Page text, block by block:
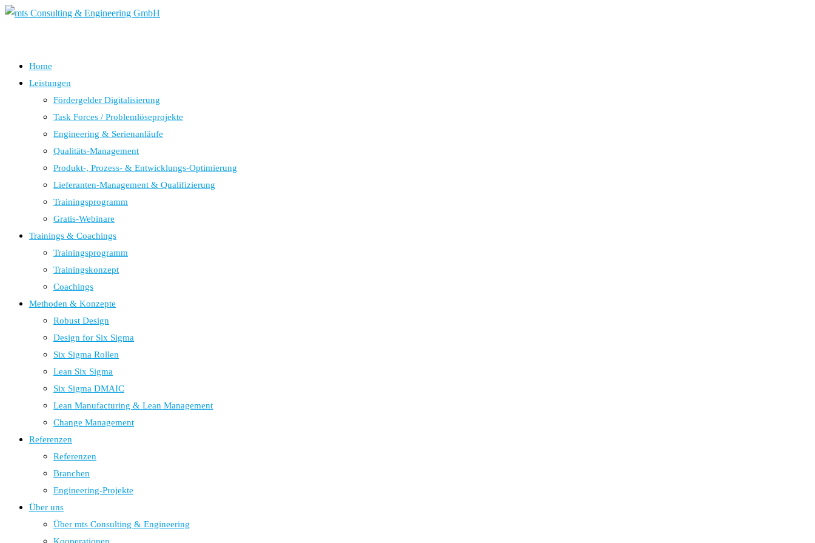
Home
Leistungen
Fördergelder Digitalisierung
Task Forces / Problemlöseprojekte
Engineering & Serienanläufe
Qualitäts-Management
Produkt-, Prozess- & Entwicklungs-Optimierung
Lieferanten-Management & Qualifizierung
Trainingsprogramm
Gratis-Webinare
Trainings & Coachings
Trainingsprogramm
Trainingskonzept
Coachings
Methoden & Konzepte
Robust Design
Design for Six Sigma
Six Sigma Rollen
Lean Six Sigma
Six Sigma DMAIC
Lean Manufacturing & Lean Management
Change Management
Referenzen
Referenzen
Branchen
Engineering-Projekte
Über uns
Über mts Consulting & Engineering